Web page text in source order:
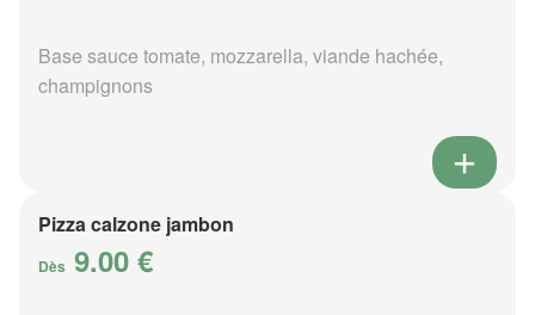
Base sauce tomate, mozzarella, viande hachée,
champignons
Pizza calzone jambon
Dès 9.00 €